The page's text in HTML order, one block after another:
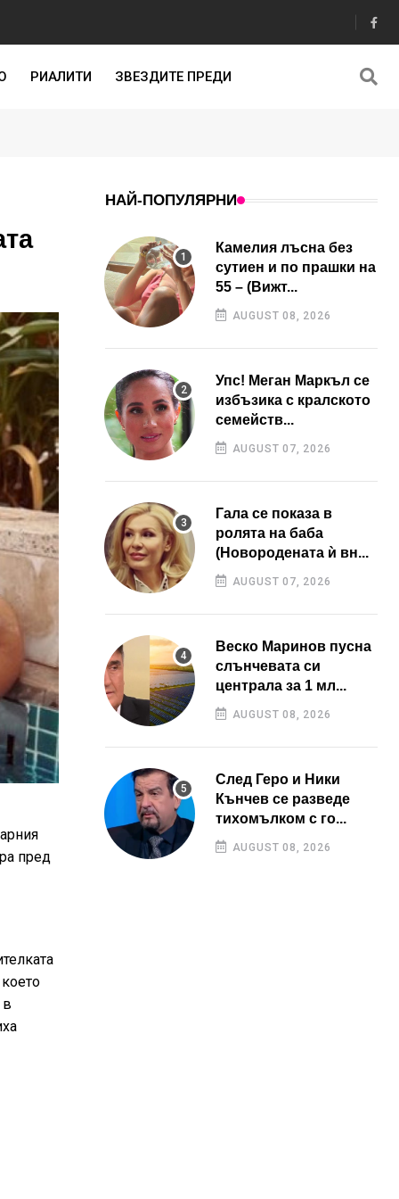
РИАЛИТИ ЗВЕЗДИТЕ ПРЕДИ
пред
в
НАЙ-ПОПУЛЯРНИ
Камелия лъсна без
сутиен и по прашки на
55 – (Вижт...
AUGUST 08, 2026
Упс! Меган Маркъл се
избъзика с кралското
семейств...
AUGUST 07, 2026
Гала се показа в
ролята на баба
(Новородената ѝ вн...
AUGUST 07, 2026
Веско Маринов пусна
слънчевата си
централа за 1 мл...
AUGUST 08, 2026
След Геро и Ники
Кънчев се разведе
тихомълком с го...
AUGUST 08, 2026